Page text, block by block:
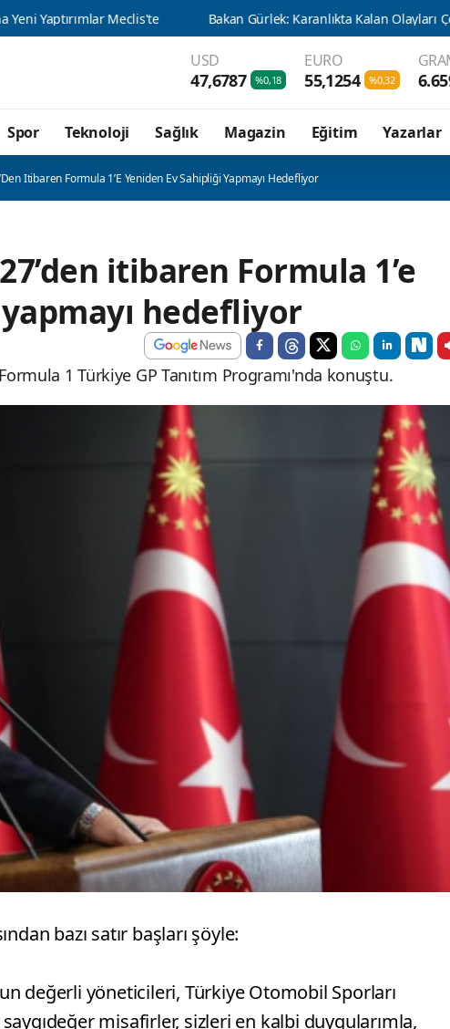
USD
47,6787 %0,18
EURO
55,1254 %0,32
Spor Teknoloji Sağlık Magazin Eğitim Yazarlar
Itibaren Formula 1’e Yeniden Ev Sahipliği Yapmayı Hedefliyor
itibaren Formula 1’e
hedefliyor
1 Türkiye GP Tanıtım Programı'nda konuştu.
bazı satır başları şöyle:
değerli yöneticileri, Türkiye Otomobil Sporları
misafirler, sizleri en kalbi duygularımla,